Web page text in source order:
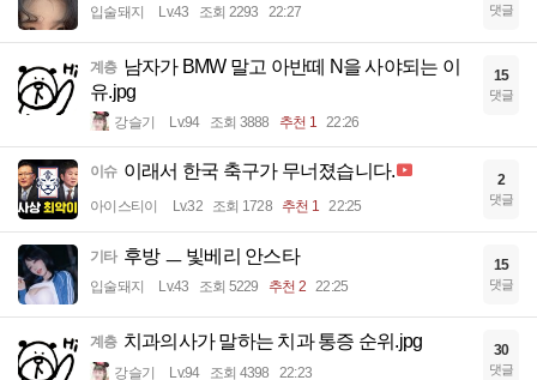
입술돼지 Lv.43 조회 2293 22:27 댓글
계층 남자가 BMW 말고 아반떼 N을 사야되는 이
유.jpg
강슬기 Lv.94 조회 3888 추천 1 22:26
15
댓글
이슈 이래서 한국 축구가 무너졌습니다.
아이스티이 Lv.32 조회 1728 추천 1 22:25
2
댓글
기타 후방 ㅡ 빛베리 안스타
입술돼지 Lv.43 조회 5229 추천 2 22:25
15
댓글
계층 치과의사가 말하는 치과 통증 순위.jpg
강슬기 Lv.94 조회 4398 22:23
30
댓글